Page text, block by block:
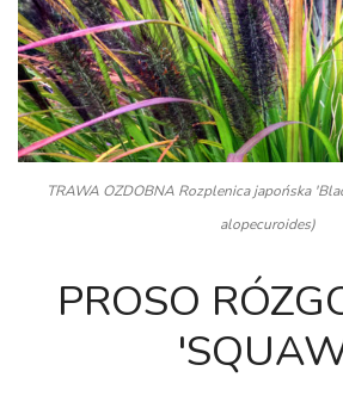
TRAWA OZDOBNA Rozplenica japońska
alopecuroides)
PROSO